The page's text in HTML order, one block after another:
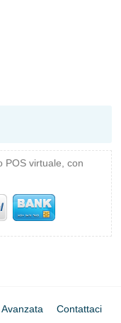
POS virtuale, con
Contattaci